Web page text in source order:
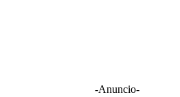
-Anuncio-